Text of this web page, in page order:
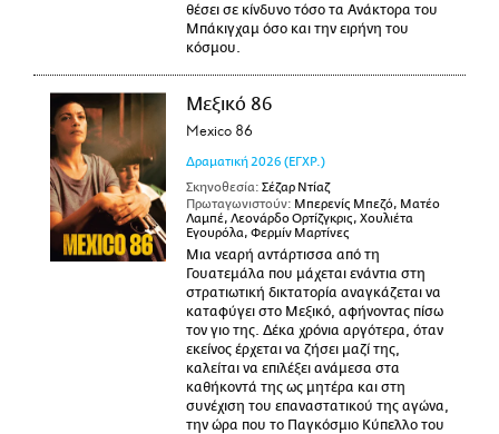
θέσει σε κίνδυνο τόσο τα Ανάκτορα του
Μπάκιγχαμ όσο και την ειρήνη του
κόσμου.
Μεξικό 86
Mexico 86
Δραματική 2026 (ΕΓΧΡ.)
Σκηνοθεσία: Σέζαρ Ντίαζ
Πρωταγωνιστούν: Μπερενίς Μπεζό, Ματέο
Λαμπέ, Λεονάρδο Ορτίζγκρις, Χουλιέτα
Εγουρόλα, Φερμίν Μαρτίνες
Μια νεαρή αντάρτισσα από τη
Γουατεμάλα που μάχεται ενάντια στη
στρατιωτική δικτατορία αναγκάζεται να
καταφύγει στο Μεξικό, αφήνοντας πίσω
τον γιο της. Δέκα χρόνια αργότερα, όταν
εκείνος έρχεται να ζήσει μαζί της,
καλείται να επιλέξει ανάμεσα στα
καθήκοντά της ως μητέρα και στη
συνέχιση του επαναστατικού της αγώνα,
την ώρα που το Παγκόσμιο Κύπελλο του